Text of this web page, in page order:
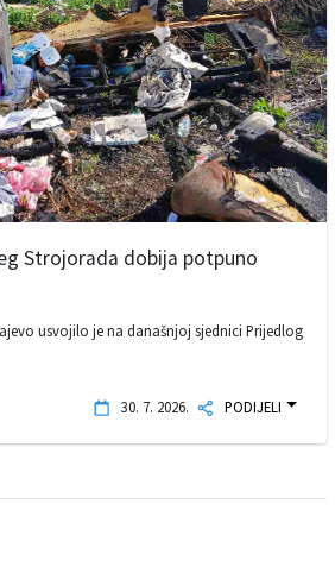
Strojorada dobija potpuno
usvojilo je na današnjoj sjednici Prijedlog
30. 7. 2026. PODIJELI